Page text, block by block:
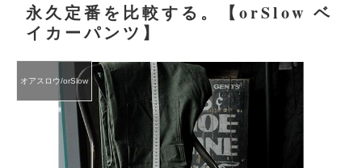
永久定番を比較する。【orSlow ベ
イカーパンツ】
オアスロウ/orSlow